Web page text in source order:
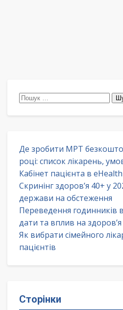
Пошук:
Де зробити МРТ
році: список лікарень,
Кабінет пацієнта в
Скринінг здоров’я 40+ у
держави на обстеження
Переведення годинників в
дати та вплив на здоров’я
Як вибрати сімейного
пацієнтів
Сторінки